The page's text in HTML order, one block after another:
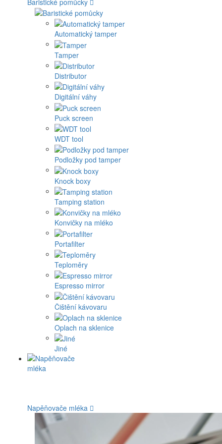
Automatický tamper
Tamper
Distributor
Digitální váhy
Puck screen
WDT tool
Podložky pod tamper
Knock boxy
Tamping station
Konvičky na mléko
Portafilter
Teploměry
Espresso mirror
Čištění kávovaru
Oplach na sklenice
Jiné
Napěňovače mléka